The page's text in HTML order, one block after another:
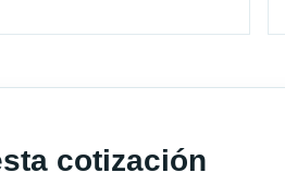
cotización